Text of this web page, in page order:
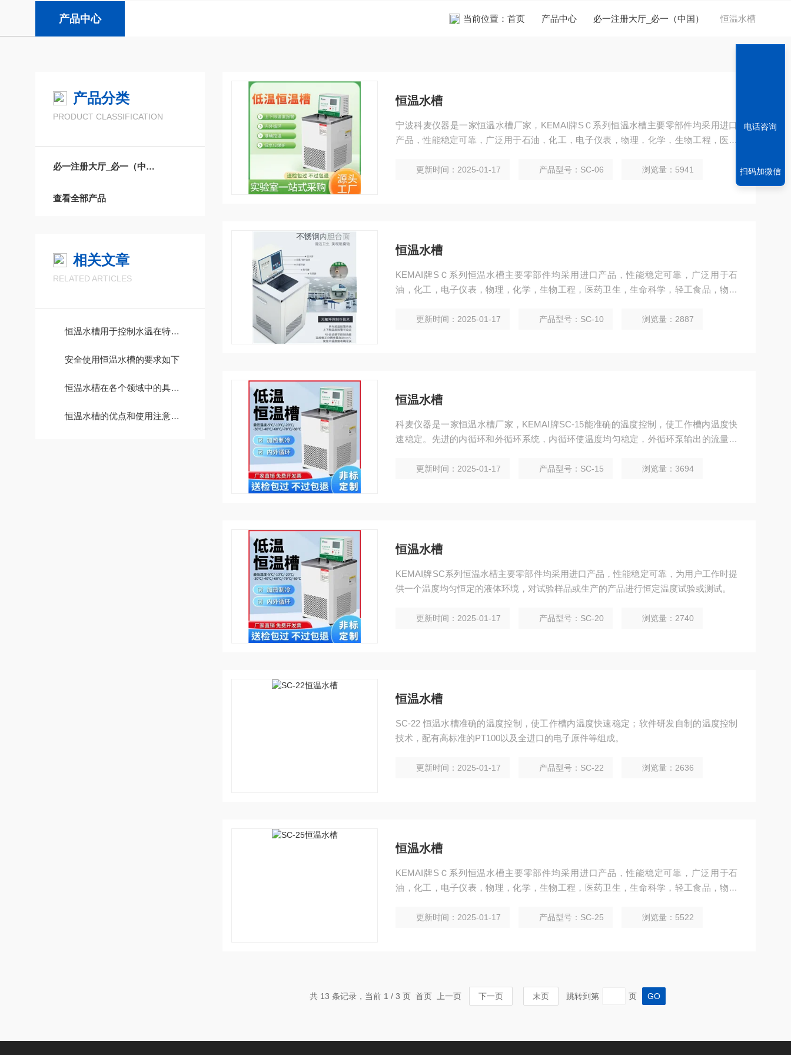
产品中心 当前位置： 首页 产品中心 必一注册大厅_必一（中国） 恒温水槽
产品分类
PRODUCT CLASSIFICATION
必一注册大厅_必一（中国）
查看全部产品
相关文章
RELATED ARTICLES
恒温水槽用于控制水温在特定范围内保持稳定
安全使用恒温水槽的要求如下
恒温水槽在各个领域中的具体作用分析
恒温水槽的优点和使用注意事项
恒温水槽
宁波科麦仪器是一家恒温水槽厂家，KEMAI牌SＣ系列恒温水槽主要零部件均采用进口
产品，性能稳定可靠，广泛用于石油，化工，电子仪表，物理，化学，生物工程，医药
生产部门。
更新时间：2025-01-17 产品型号：SC-06 浏览量：5941
恒温水槽
KEMAI牌SＣ系列恒温水槽主要零部件均采用进口产品，性能稳定可靠，广泛用于石
油，化工，电子仪表，物理，化学，生物工程，医药卫生，生命科学，轻工食品，物性
温度均匀恒定的液体环境，对试验样品或生产的产品进行恒定温度试验或测试。
更新时间：2025-01-17 产品型号：SC-10 浏览量：2887
恒温水槽
科麦仪器是一家恒温水槽厂家，KEMAI牌SC-15能准确的温度控制，使工作槽内温度快
速稳定。先进的内循环和外循环系统，内循环使温度均匀稳定，外循环泵输出的流量恒
更新时间：2025-01-17 产品型号：SC-15 浏览量：3694
恒温水槽
KEMAI牌SC系列恒温水槽主要零部件均采用进口产品，性能稳定可靠，为用户工作时提
供一个温度均匀恒定的液体环境，对试验样品或生产的产品进行恒定温度试验或测试。
更新时间：2025-01-17 产品型号：SC-20 浏览量：2740
恒温水槽
SC-22 恒温水槽准确的温度控制，使工作槽内温度快速稳定；软件研发自制的温度控制
技术，配有高标准的PT100以及全进口的电子原件等组成。
更新时间：2025-01-17 产品型号：SC-22 浏览量：2636
恒温水槽
KEMAI牌SＣ系列恒温水槽主要零部件均采用进口产品，性能稳定可靠，广泛用于石
油，化工，电子仪表，物理，化学，生物工程，医药卫生，生命科学，轻工食品，物性
温度均匀恒定的液体环境，对试验样品或生产的产品进行恒定温度试验或测试。
更新时间：2025-01-17 产品型号：SC-25 浏览量：5522
共 13 条记录，当前 1 / 3 页 首页 上一页 下一页 末页 跳转到第 页
电话咨询
扫码加微信